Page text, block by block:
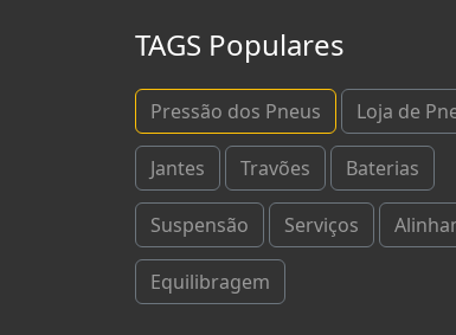
TAGS Populares
Pressão dos Pneus Loja de
Jantes Travões Baterias
Suspensão Serviços
Equilibragem